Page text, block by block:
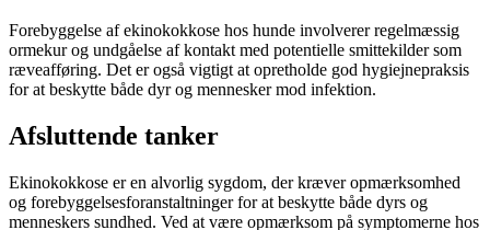
Forebyggelse af ekinokokkose hos hunde involverer regelmæssig
ormekur og undgåelse af kontakt med potentielle smittekilder som
ræveafføring. Det er også vigtigt at opretholde god hygiejnepraksis
for at beskytte både dyr og mennesker mod infektion.
Afsluttende tanker
Ekinokokkose er en alvorlig sygdom, der kræver opmærksomhed
og forebyggelsesforanstaltninger for at beskytte både dyrs og
menneskers sundhed. Ved at være opmærksom på symptomerne hos